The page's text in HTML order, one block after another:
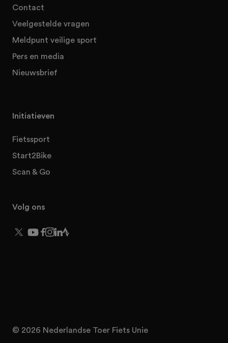
Contact
Veelgestelde vragen
Meldpunt veilige sport
Pers en media
Nieuwsbrief
Initiatieven
Fietssport
Start2Bike
Scan & Go
Volg ons
© 2026 Nederlandse Toer Fiets Unie